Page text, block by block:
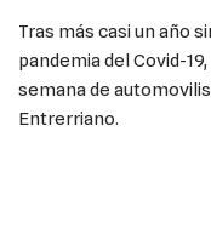
Tras más casi un año
pandemia del Covid-
semana de
Entrerriano.